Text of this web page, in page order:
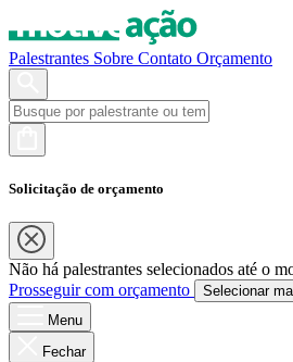
Palestrantes Sobre Contato Orçamento
Solicitação de orçamento
Não há palestrantes selecionados até o
Prosseguir com orçamento
Selecionar
Menu
Fechar